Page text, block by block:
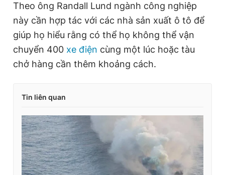
Theo ông Randall Lund ngành công nghiệp
này cần hợp tác với các nhà sản xuất ô tô để
giúp họ hiểu rằng có thể họ không thể vận
chuyển 400 xe điện cùng một lúc hoặc tàu
chở hàng cần thêm khoảng cách.
Tin liên quan